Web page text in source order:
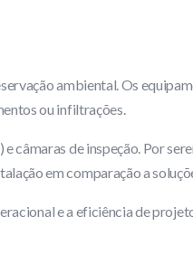
ambiental. Os
ou infiltrações.
câmaras de inspeção. Por
em comparação a
e a eficiência de